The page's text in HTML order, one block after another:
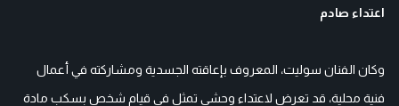
اعتداء صادم
وكان الفنان سوليت، المعروف بإعاقته الجسدية ومشاركته في أعمال
فنية محلية، قد تعرض لاعتداء وحشي تمثل في قيام شخص بسكب مادة